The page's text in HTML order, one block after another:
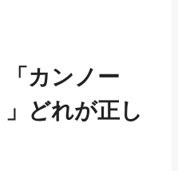
「カンノー
どれが正し